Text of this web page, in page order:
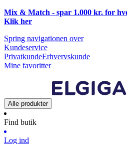
Mix & Match - spar 1.000 kr. for
Klik her
Spring navigationen over
Kundeservice
PrivatkundeErhvervskunde
Mine favoritter
Alle produkter
Find butik
Log ind